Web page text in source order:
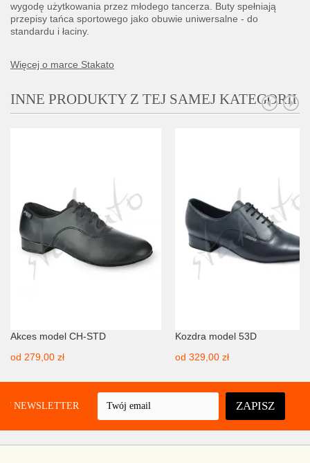
wygodę użytkowania przez młodego tancerza. Buty spełniają
przepisy tańca sportowego jako obuwie uniwersalne - do
standardu i łaciny.
Więcej o marce Stakato
INNE PRODUKTY Z TEJ SAMEJ KATEGORII
Akces model CH-STD
od 279,00 zł
Kozdra model 53D
od 329,00 zł
NEWSLETTER ZAPISZ